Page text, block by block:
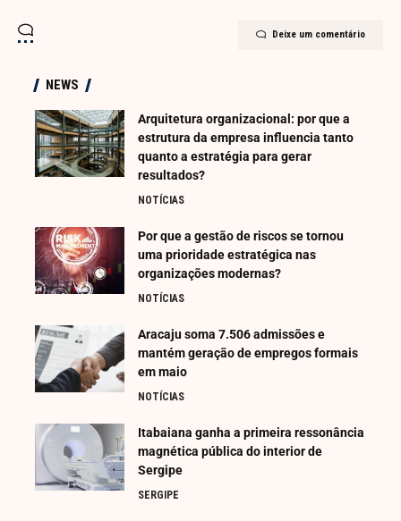
Deixe um comentário
NEWS
Arquitetura organizacional: por que a
estrutura da empresa influencia tanto
quanto a estratégia para gerar
resultados?
NOTÍCIAS
Por que a gestão de riscos se tornou
uma prioridade estratégica nas
organizações modernas?
NOTÍCIAS
Aracaju soma 7.506 admissões e
mantém geração de empregos formais
em maio
NOTÍCIAS
Itabaiana ganha a primeira ressonância
magnética pública do interior de
Sergipe
SERGIPE